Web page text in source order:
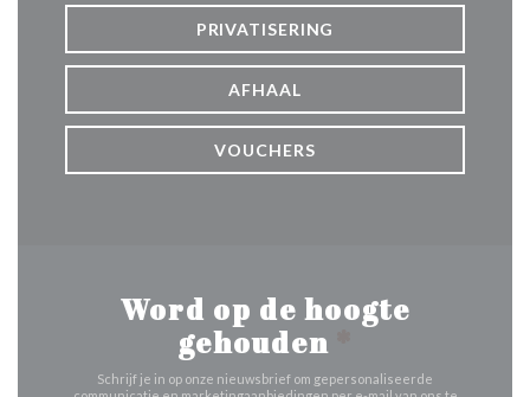
PRIVATISERING
AFHAAL
VOUCHERS
Word op de hoogte
gehouden
Schrijf je in op onze nieuwsbrief om gepersonaliseerde